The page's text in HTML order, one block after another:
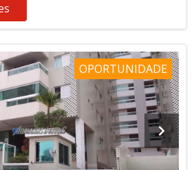
OPORTUNIDADE